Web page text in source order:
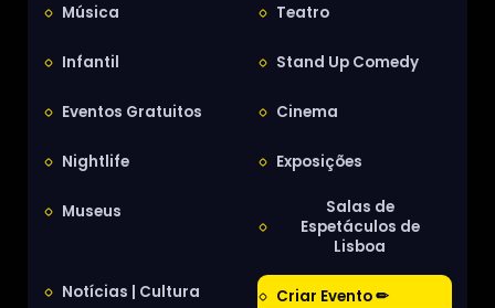
Música Teatro
Infantil Stand Up Comedy
Eventos Gratuitos Cinema
Nightlife Exposições
Museus
Salas de
Espetáculos de
Lisboa
Notícias | Cultura Criar Evento ✏